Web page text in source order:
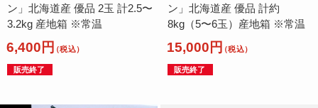
ン」北海道産 優品 2玉 計2.5〜
3.2kg 産地箱 ※常温
6,400円（税込）
販売終了
ン」北海道産 優品 計約
8kg（5〜6玉）産地箱 ※常温
15,000円（税込）
販売終了